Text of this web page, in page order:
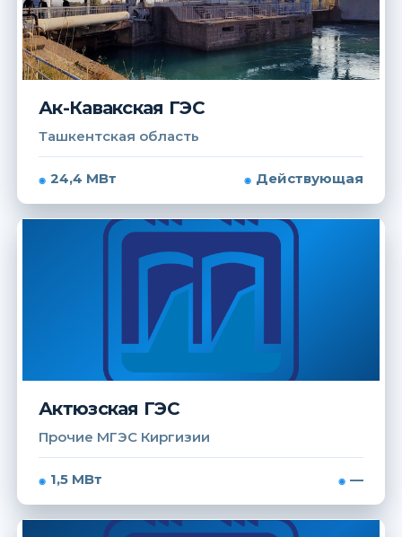
Ак-Кавакская ГЭС
Ташкентская область
24,4 МВт Действующая
Актюзская ГЭС
Прочие МГЭС Киргизии
1,5 МВт —